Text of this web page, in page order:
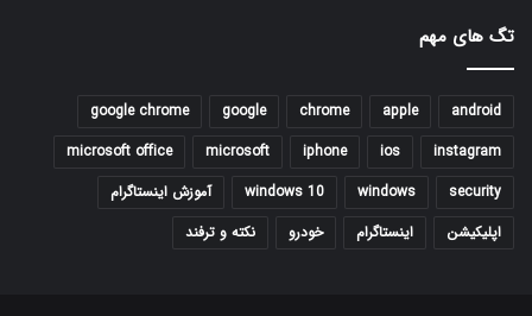
تگ های مهم
android
apple
chrome
google
google chrome
instagram
ios
iphone
microsoft
microsoft office
security
windows
windows 10
آموزش اینستاگرام
اپلیکیشن
اینستاگرام خودرو نکته و ترفند